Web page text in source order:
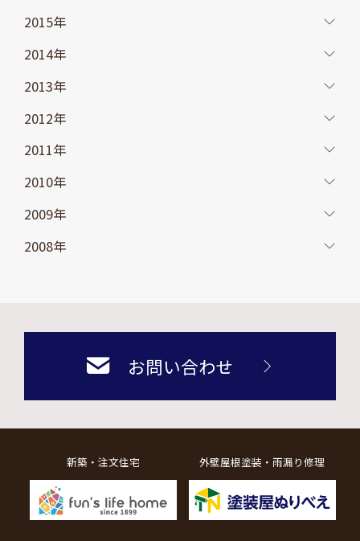
2015年
2014年
2013年
2012年
2011年
2010年
2009年
2008年
お問い合わせ
新築・注文住宅 外壁屋根塗装・雨漏り修理